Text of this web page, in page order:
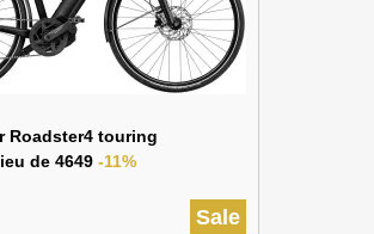
Roadster4 touring
de 4649 -11%
Sale